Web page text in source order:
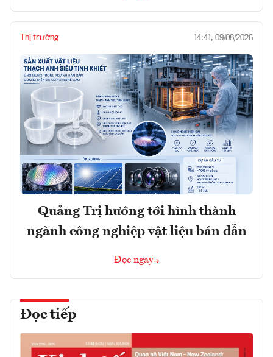
Thị trường 14:41, 09/08/2026
Quảng Trị hướng tới hình thành
ngành công nghiệp vật liệu bán dẫn
Đọc ngay
Đọc tiếp